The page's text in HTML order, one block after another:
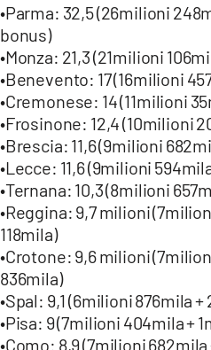
•Parma: 32,5 (26milioni
bonus)
•Monza: 21,3 (21milioni
•Benevento: 17 (16milioni
•Cremonese: 14 (11milioni
•Frosinone: 12,4 (10milioni
•Brescia: 11,6 (9milioni
•Lecce: 11,6 (9milioni
•Ternana: 10,3 (8milioni
•Reggina: 9,7 milioni
118mila)
•Crotone: 9,6 milioni
836mila)
•Spal: 9,1 (6milioni 876mila
•Pisa: 9 (7milioni 404mila +
•Como: 8,9 (7milioni